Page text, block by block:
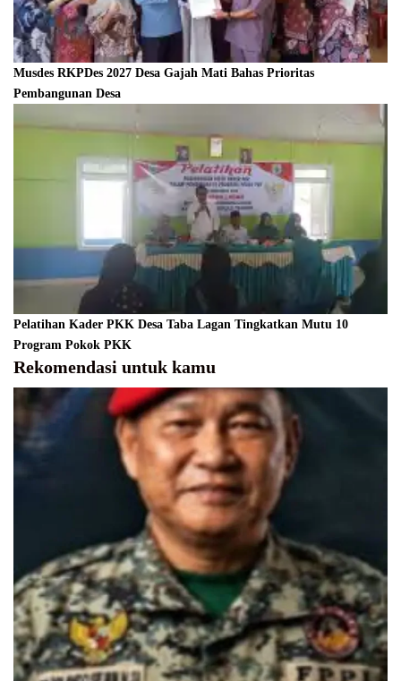
Musdes RKPDes 2027 Desa Gajah Mati Bahas Prioritas
Pembangunan Desa
Pelatihan Kader PKK Desa Taba Lagan Tingkatkan Mutu 10
Program Pokok PKK
Rekomendasi untuk kamu